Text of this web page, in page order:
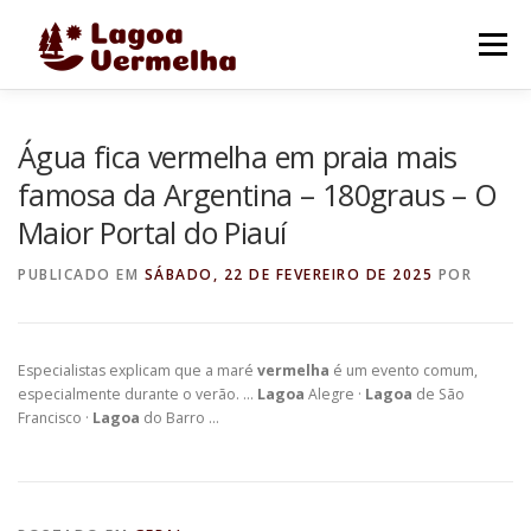
Menu
FALE CONOSCO
Água fica vermelha em praia mais
famosa da Argentina – 180graus – O
Maior Portal do Piauí
PUBLICADO EM SÁBADO, 22 DE FEVEREIRO DE 2025 POR
Especialistas explicam que a maré vermelha é um evento comum,
especialmente durante o verão. … Lagoa Alegre · Lagoa de São
Francisco · Lagoa do Barro …